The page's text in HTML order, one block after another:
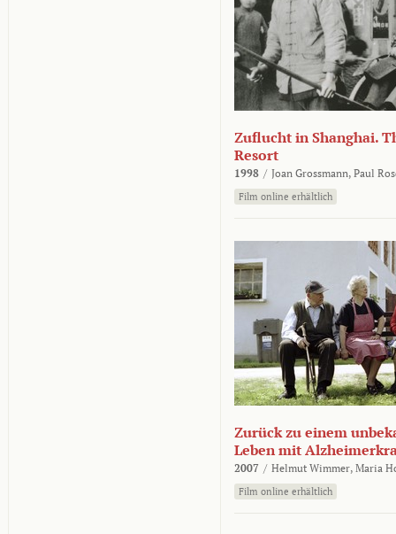
Zuflucht in Shanghai.
Resort
1998 / Joan Grossmann, Paul
Film online erhältlich
Zurück zu einem
Leben mit
2007 / Helmut Wimmer, Maria
Film online erhältlich